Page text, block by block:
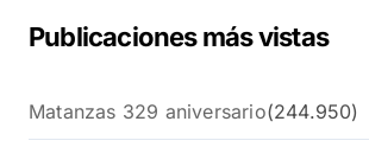
Publicaciones más vistas
Matanzas 329 aniversario(244.950)